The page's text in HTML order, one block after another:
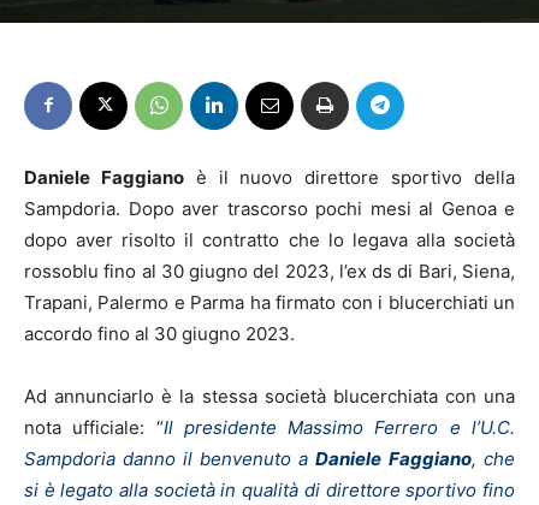
Daniele Faggianoè il nuovo direttore sportivo della
Sampdoria. Dopo aver trascorso pochi mesi al Genoa e
dopo aver risolto il contratto che lo legava alla società
rossoblu fino al 30 giugno del 2023, l’ex ds di Bari, Siena,
Trapani, Palermo e Parma ha firmato con i blucerchiati un
accordo fino al 30 giugno 2023.
Ad annunciarlo è la stessa società blucerchiata con una
nota ufficiale: “Il presidente Massimo Ferrero e l’U.C.
Sampdoria danno il benvenuto a Daniele Faggiano, che
si è legato alla società in qualità di direttore sportivo fino